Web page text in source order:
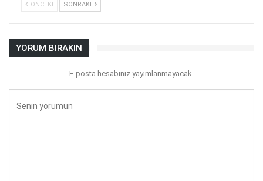
ÖNCEKI SONRAKI
YORUM BIRAKIN
E-posta hesabınız yayımlanmayacak.